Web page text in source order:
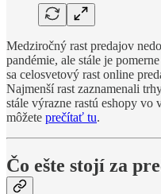
Medziročný rast predajov
pandémie, ale stále je
sa celosvetový rast online
Najmenší rast zaznamenali
stále výrazne rastú eshopy vo
môžete prečítať tu.
Čo ešte stojí za